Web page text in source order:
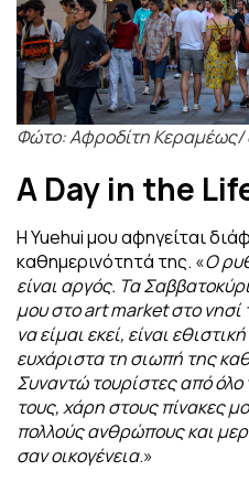
Φώτο: Αφροδίτη
A Day in the
Η Yuehui μου αφηγείται
καθημερινότητά της. «Ο
είναι αργός. Τα
μου στο art market στο
να είμαι εκεί, είναι
ευχάριστα τη σιωπή της
Συναντώ τουρίστες από όλο
τους, χάρη στους πίνακες
πολλούς ανθρώπους και
σαν οικογένεια.»